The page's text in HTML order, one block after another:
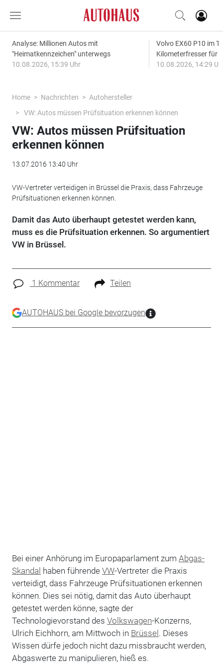
Analyse: Millionen Autos mit
"Heimatkennzeichen" unterwegs
10.08.2026, 15:39 Uhr
Volvo EX60 P10 im
Kilometerfresser für
10.08.2026, 14:29
Home Nachrichten
Autohersteller
VW: Autos müssen Prüfsituation erkennen können
VW: Autos müssen Prüfsituation
erkennen können
13.07.2016 13:40 Uhr
VW-Vertreter verteidigen in Brüssel die Praxis, dass Fahrzeuge
Prüfsituationen erkennen können.
Damit das Auto überhaupt getestet werden kann,
muss es die Prüfsituation erkennen. So argumentiert
VW in Brüssel.
1 Kommentar Teilen
AUTOHAUS bei Google bevorzugen
Bei einer Anhörung im Europaparlament zum Abgas-
Skandal haben führende VW-Vertreter die Praxis
verteidigt, dass Fahrzeuge Prüfsituationen erkennen
können. Dies sei nötig, damit das Auto überhaupt
getestet werden könne, sagte der
Technologievorstand des Volkswagen-Konzerns,
Ulrich Eichhorn, am Mittwoch in Brüssel. Dieses
Wissen dürfe jedoch nicht dazu missbraucht werden,
Abgaswerte zu manipulieren, hieß es.